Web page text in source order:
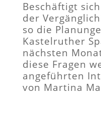
Beschäftigt
der
so die
Kastelruther
nächsten
diese Fragen
angeführten
von Martina